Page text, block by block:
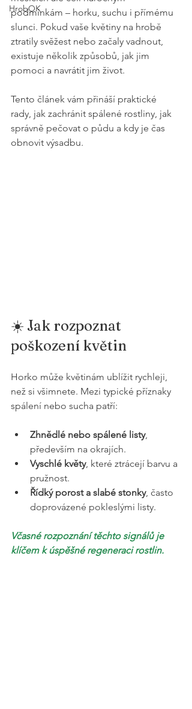
HrobOK
podmínkám – horku, suchu i přímému
slunci. Pokud vaše květiny na hrobě
ztratily svěžest nebo začaly vadnout,
existuje několik způsobů, jak jim
pomoci a navrátit jim život.
Tento článek vám přináší praktické
rady, jak zachránit spálené rostliny, jak
správně pečovat o půdu a kdy je čas
obnovit výsadbu.
☀️ Jak rozpoznat
poškození květin
Horko může květinám ublížit rychleji,
než si všimnete. Mezi typické příznaky
spálení nebo sucha patří:
Zhnědlé nebo spálené listy,
především na okrajích.
Vyschlé květy, které ztrácejí barvu a
pružnost.
Řídký porost a slabé stonky, často
doprovázené pokleslými listy.
Včasné rozpoznání těchto signálů je
klíčem k úspěšné regeneraci rostlin.